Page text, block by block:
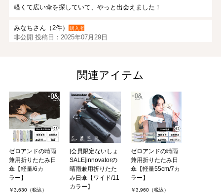
軽くて広い傘を探していて、やっと出会えました！
みなちさん（2件） 購入者
非公開 投稿日：2025年07月29日
小学高学年の子供のために購入しました。
通学時に暑いので、日傘が必要で折りたたみで、軽量なのを選びま
ランドセルに入れるには、カバーをつけると厚み．．．
miさん（1件）購入者
非公開 投稿日：2025年07月15日
風が吹いていない日でも傘が固定されずにひっくり返ります。使い
物になりません。
生地も安っぽく、大きい傘が欲しくて購入しましたが残念でした。
関連アイテム
ゼロアンドの晴雨
兼用折りたたみ日
傘【軽量/6カ
ラー】
￥3,630（税込）
[会員限定ないしょ
SALE]innovatorの
晴雨兼用折りたた
み日傘【ワイド/11
カラー】
ゼロアンドの晴雨
兼用折りたたみ日
傘【軽量55cm/7カ
ラー】
￥3,960（税込）